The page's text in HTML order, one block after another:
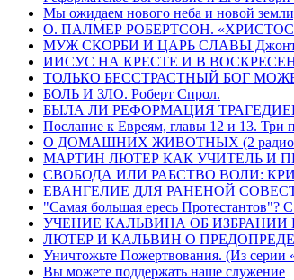
Мы ожидаем нового неба и новой
О. ПАЛМЕР РОБЕРТСОН.
МУЖ СКОРБИ И ЦАРЬ СЛАВЫ
ИИСУС НА КРЕСТЕ И В
ТОЛЬКО БЕССТРАСТНЫЙ БОГ
БОЛЬ И ЗЛО. Роберт Спрол.
БЫЛА ЛИ РЕФОРМАЦИЯ ТРАГЕДИЕЙ?
Послание к Евреям, главы 12 и 13. Три
О ДОМАШНИХ ЖИВОТНЫХ (2
МАРТИН ЛЮТЕР КАК УЧИТЕЛЬ И
СВОБОДА ИЛИ РАБСТВО ВОЛИ:
ЕВАНГЕЛИЕ ДЛЯ РАНЕНОЙ СОВЕСТИ
"Самая большая ересь Протестантов"?
УЧЕНИЕ КАЛЬВИНА ОБ ИЗБРАНИИ
ЛЮТЕР И КАЛЬВИН О
Уничтожьте Пожертвования. (Из
Вы можете поддержать наше служение